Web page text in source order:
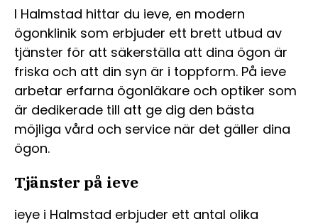
I Halmstad hittar du ieve, en modern
ögonklinik som erbjuder ett brett utbud av
tjänster för att säkerställa att dina ögon är
friska och att din syn är i toppform. På ieve
arbetar erfarna ögonläkare och optiker som
är dedikerade till att ge dig den bästa
möjliga vård och service när det gäller dina
ögon.
Tjänster på ieve
ieye i Halmstad erbjuder ett antal olika